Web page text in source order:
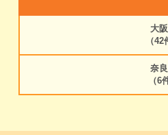
大
（42
奈
（6